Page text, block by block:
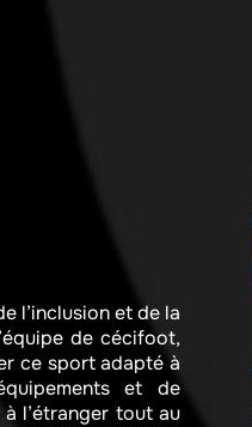
l’inclusion et de la
de cécifoot,
ce sport adapté à
et de
l’étranger tout au